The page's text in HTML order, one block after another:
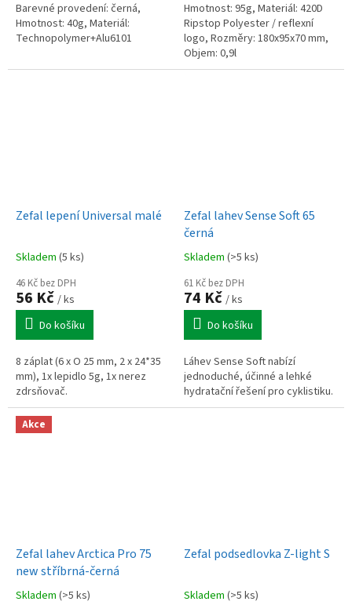
Barevné provedení: černá,
Hmotnost: 40g, Materiál:
Technopolymer+Alu6101
Hmotnost: 95g, Materiál: 420D
Ripstop Polyester / reflexní
logo, Rozměry: 180x95x70 mm,
Objem: 0,9l
Zefal lepení Universal malé
Skladem (5 ks)
46 Kč bez DPH
56 Kč / ks
Do košíku
8 záplat (6 x O 25 mm, 2 x 24*35
mm), 1x lepidlo 5g, 1x nerez
zdrsňovač.
Zefal lahev Sense Soft 65
černá
Skladem (>5 ks)
61 Kč bez DPH
74 Kč / ks
Do košíku
Láhev Sense Soft nabízí
jednoduché, účinné a lehké
hydratační řešení pro cyklistiku.
Akce
Zefal lahev Arctica Pro 75
new stříbrná-černá
Skladem (>5 ks)
Zefal podsedlovka Z-light S
Skladem (>5 ks)